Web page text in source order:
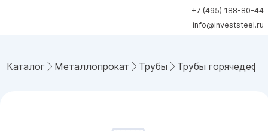
+7 (495) 188-80-44
info@investsteel.ru
Каталог Металлопрокат Трубы Трубы